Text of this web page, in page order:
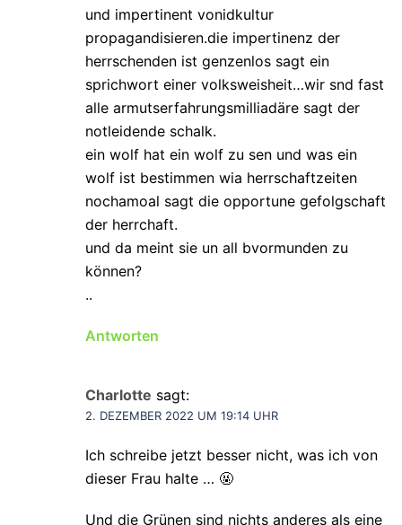
und impertinent vonidkultur
propagandisieren.die impertinenz der
herrschenden ist genzenlos sagt ein
sprichwort einer volksweisheit…wir snd fast
alle armutserfahrungsmilliadäre sagt der
notleidende schalk.
ein wolf hat ein wolf zu sen und was ein
wolf ist bestimmen wia herrschaftzeiten
nochamoal sagt die opportune gefolgschaft
der herrchaft.
und da meint sie un all bvormunden zu
können?
..
Antworten
Charlotte sagt:
2. DEZEMBER 2022 UM 19:14 UHR
Ich schreibe jetzt besser nicht, was ich von
dieser Frau halte … 🤬
Und die Grünen sind nichts anderes als eine